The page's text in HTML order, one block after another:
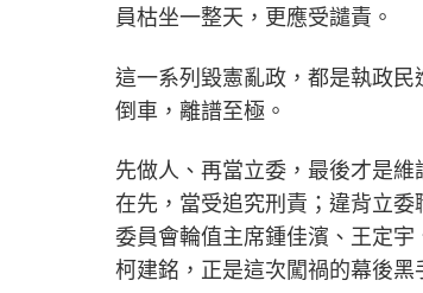
員枯坐一整天，更應受譴責。
這一系列毀憲亂政，都是執政
倒車，離譜至極。
先做人、再當立委，最後才是
在先，當受追究刑責；違背立
委員會輪值主席鍾佳濱、王定
柯建銘，正是這次闖禍的幕後黑